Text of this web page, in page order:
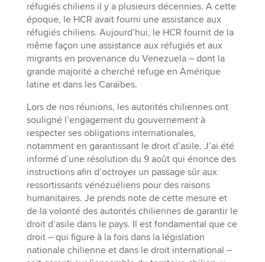
réfugiés chiliens il y a plusieurs décennies. A cette
époque, le HCR avait fourni une assistance aux
réfugiés chiliens. Aujourd’hui, le HCR fournit de la
même façon une assistance aux réfugiés et aux
migrants en provenance du Venezuela – dont la
grande majorité a cherché refuge en Amérique
latine et dans les Caraïbes.
Lors de nos réunions, les autorités chiliennes ont
souligné l’engagement du gouvernement à
respecter ses obligations internationales,
notamment en garantissant le droit d’asile. J’ai été
informé d’une résolution du 9 août qui énonce des
instructions afin d’octroyer un passage sûr aux
ressortissants vénézuéliens pour des raisons
humanitaires. Je prends note de cette mesure et
de la volonté des autorités chiliennes de garantir le
droit d’asile dans le pays. Il est fondamental que ce
droit – qui figure à la fois dans la législation
nationale chilienne et dans le droit international –